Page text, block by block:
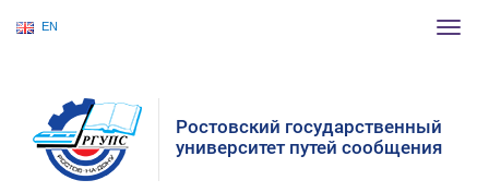
EN
Ростовский государственный
университет путей сообщения